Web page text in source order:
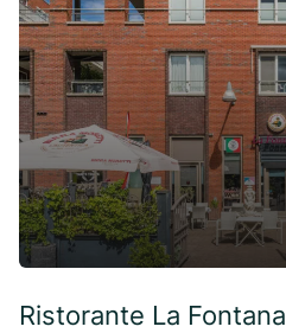
Ristorante La Fontana